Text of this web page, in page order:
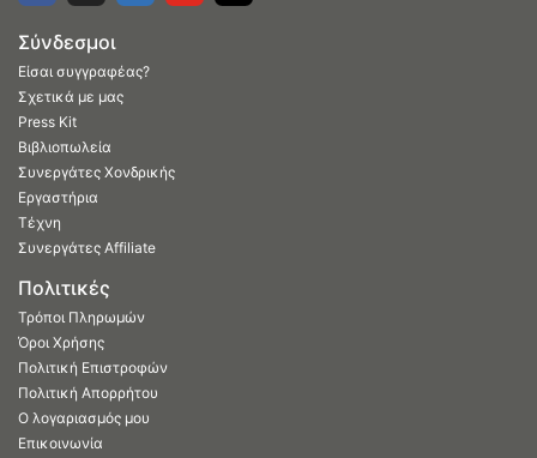
Σύνδεσμοι
Είσαι συγγραφέας?
Σχετικά με μας
Press Kit
Βιβλιοπωλεία
Συνεργάτες Χονδρικής
Εργαστήρια
Τέχνη
Συνεργάτες Affiliate
Πολιτικές
Τρόποι Πληρωμών
Όροι Χρήσης
Πολιτική Επιστροφών
Πολιτική Απορρήτου
Ο λογαριασμός μου
Επικοινωνία